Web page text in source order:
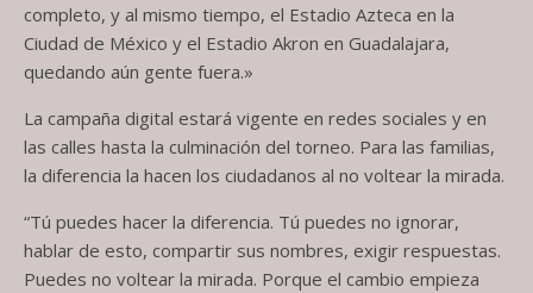
completo, y al mismo tiempo, el Estadio Azteca en la
Ciudad de México y el Estadio Akron en Guadalajara,
quedando aún gente fuera.»
La campaña digital estará vigente en redes sociales y en
las calles hasta la culminación del torneo. Para las familias,
la diferencia la hacen los ciudadanos al no voltear la mirada.
“Tú puedes hacer la diferencia. Tú puedes no ignorar,
hablar de esto, compartir sus nombres, exigir respuestas.
Puedes no voltear la mirada. Porque el cambio empieza